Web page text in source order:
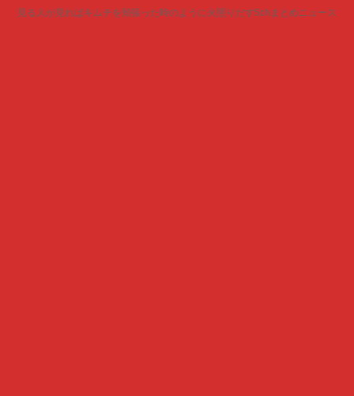
見る人が見ればキムチを頬張った時のように火照りだす5chまとめニュース